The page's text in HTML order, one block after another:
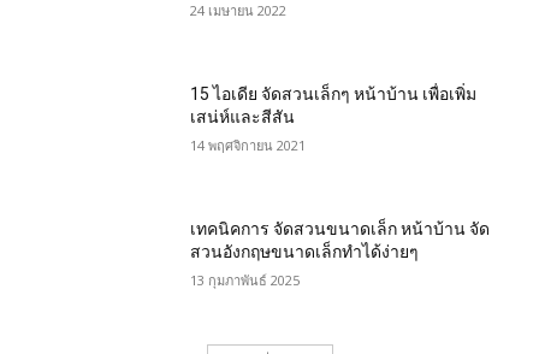
24 เมษายน 2022
15 ไอเดีย จัดสวนเล็กๆ หน้าบ้าน เพื่อเพิ่ม
เสน่ห์และสีสัน
14 พฤศจิกายน 2021
เทคนิคการ จัดสวนขนาดเล็ก หน้าบ้าน จัด
สวนอังกฤษขนาดเล็กทำได้ง่ายๆ
13 กุมภาพันธ์ 2025